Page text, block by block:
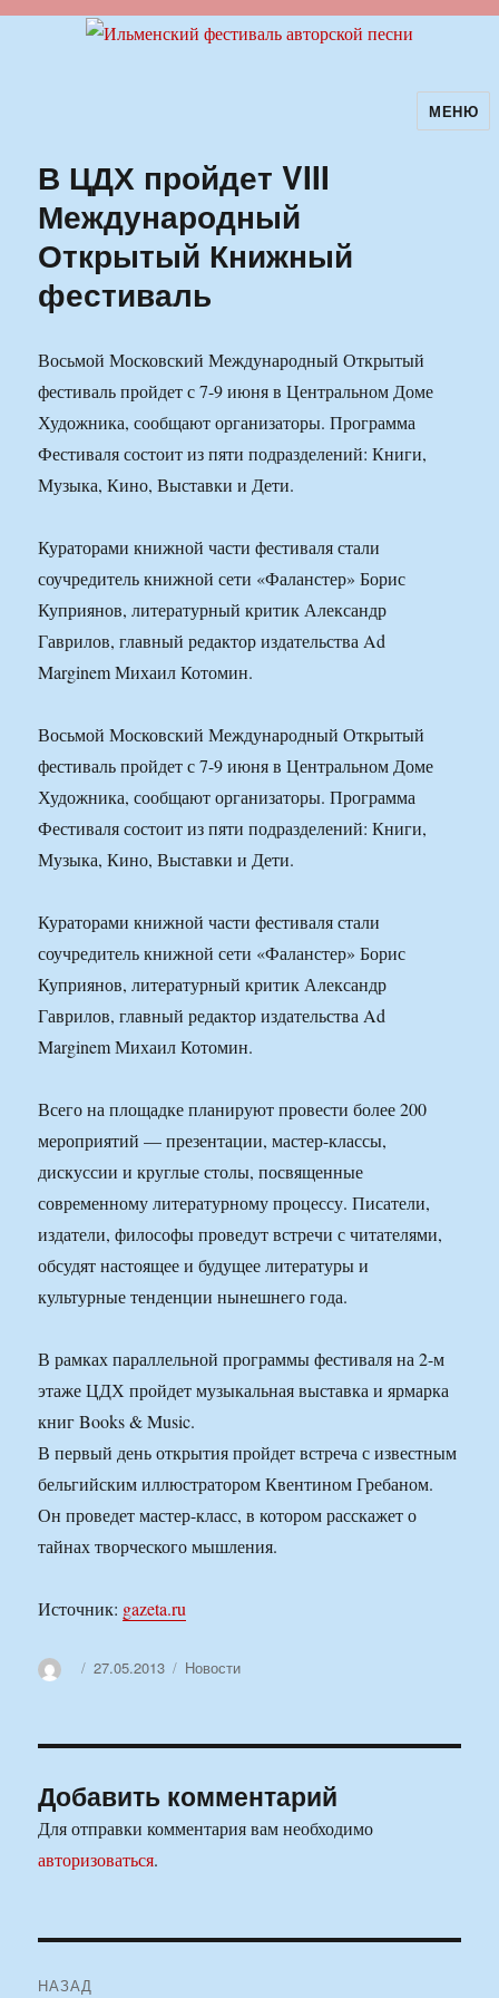
Ильменский фестиваль авторскойМЕНЮ
В ЦДХ пройдет VIII
Международный
Открытый Книжный
фестиваль
Восьмой Московский Международный Открытый
фестиваль пройдет с 7-9 июня в Центральном Доме
Художника, сообщают организаторы. Программа
Фестиваля состоит из пяти подразделений: Книги,
Музыка, Кино, Выставки и Дети.
Кураторами книжной части фестиваля стали
соучредитель книжной сети «Фаланстер» Борис
Куприянов, литературный критик Александр
Гаврилов, главный редактор издательства Ad
Marginem Михаил Котомин.
Восьмой Московский Международный Открытый
фестиваль пройдет с 7-9 июня в Центральном Доме
Художника, сообщают организаторы. Программа
Фестиваля состоит из пяти подразделений: Книги,
Музыка, Кино, Выставки и Дети.
Кураторами книжной части фестиваля стали
соучредитель книжной сети «Фаланстер» Борис
Куприянов, литературный критик Александр
Гаврилов, главный редактор издательства Ad
Marginem Михаил Котомин.
Всего на площадке планируют провести более 200
мероприятий — презентации, мастер-классы,
дискуссии и круглые столы, посвященные
современному литературному процессу. Писатели,
издатели, философы проведут встречи с читателями,
обсудят настоящее и будущее литературы и
культурные тенденции нынешнего года.
В рамках параллельной программы фестиваля на 2-м
этаже ЦДХ пройдет музыкальная выставка и ярмарка
книг Books & Music.
В первый день открытия пройдет встреча с известным
бельгийским иллюстратором Квентином Гребаном.
Он проведет мастер-класс, в котором расскажет о
тайнах творческого мышления.
Источник: gazeta.ru
АвторОпубликовано
27.05.2013 Рубрики
Новости
Добавить комментарий
Для отправки комментария вам необходимо
авторизоваться.
НАЗАД